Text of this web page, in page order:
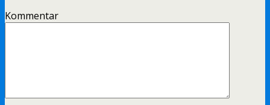
Kommentar